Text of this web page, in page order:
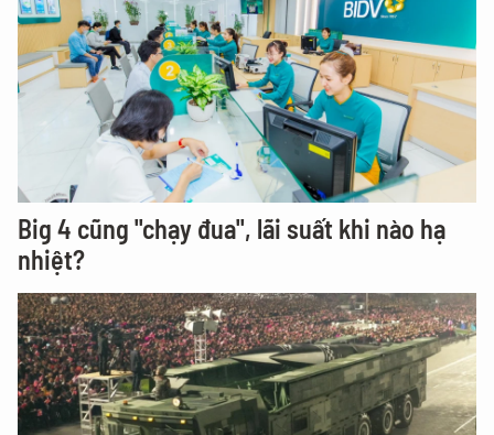
Big 4 cũng "chạy đua", lãi suất khi nào hạ
nhiệt?